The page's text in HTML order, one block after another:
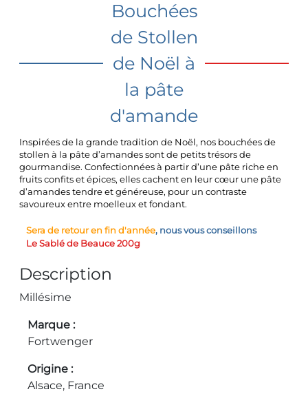
Bouchées
de Stollen
de Noël à
la pâte
d'amande
Inspirées de la grande tradition de Noël, nos bouchées de
stollen à la pâte d’amandes sont de petits trésors de
gourmandise. Confectionnées à partir d’une pâte riche en
fruits confits et épices, elles cachent en leur cœur une pâte
d’amandes tendre et généreuse, pour un contraste
savoureux entre moelleux et fondant.
Sera de retour en fin d'année, nous vous conseillons
Le Sablé de Beauce 200g
Description
Millésime
Marque
Fortwenger
Origine
Alsace, France